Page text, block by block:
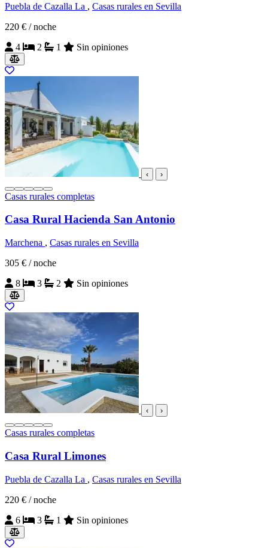
Puebla de Cazalla La , Casas rurales en Sevilla
220 € / noche
4
2 1 Sin opiniones
‹ ›
Casas rurales completas
Casa Rural Hacienda San Antonio
Marchena , Casas rurales en Sevilla
305 € / noche
8
3 2 Sin opiniones
‹ ›
Casas rurales completas
Casa Rural Limones
Puebla de Cazalla La , Casas rurales en Sevilla
220 € / noche
6
3 1 Sin opiniones